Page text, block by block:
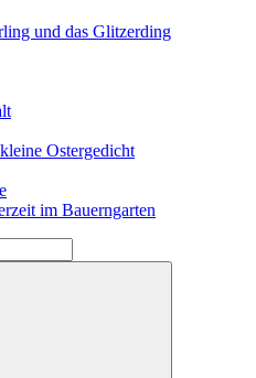
und das Glitzerding
Ostergedicht
im Bauerngarten